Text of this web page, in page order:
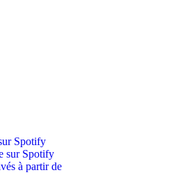
Spotify
sur Spotify
à partir de